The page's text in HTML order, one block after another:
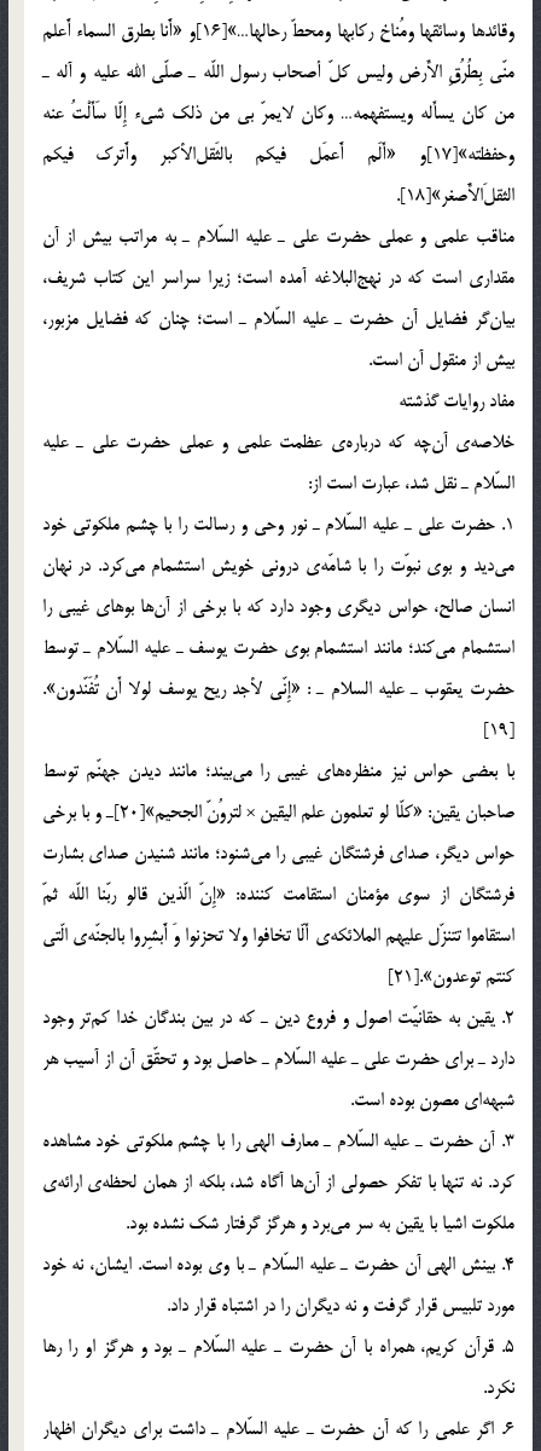
وقائدها وسائقها ومُناخ ركابها ومحطّ رحالها…»[16]و «أََنا بطرق السماء أََعلم
منّي بِطُرُقِ الأَرض وليس كلّ أصحاب رسول اللّه ـ صلّي الله عليه و آله ـ
من كان يسأَله ويستفهمه… وكان لايمرّ بي من ذلك شيء إِلّا سَأَلْتُ عنه
وحفظته»[17]و «أَلَم أََعمَل فيكم بالثَقل‎الأكبر وأََترك فيكم
الثقلَ‎الأََصغر»[18].
مناقب علمي و عملي حضرت علي ـ عليه السّلام ـ به مراتب بيش از آن
مقداري است كه در نهج‎البلاغه آمده است؛ زيرا سراسر اين كتاب شريف،
بيان‎گر فضايل آن حضرت ـ عليه السّلام ـ است؛ چنان كه فضايل مزبور،
بيش از منقول آن است.
مفاد روايات گذشته
خلاصه‌ي آن‎چه كه درباره‌ي عظمت علمي و عملي حضرت علي ـ عليه
السّلام ـ نقل شد، عبارت است از:
1. حضرت علي ـ عليه السّلام ـ نور وحي و رسالت را با چشم ملكوتي خود
مي‎ديد و بوي نبوّت را با شامّه‌ي دروني خويش استشمام مي‎كرد. در نهان
انسان صالح، حواس ديگري وجود دارد كه با برخي از آن‎ها بوهاي غيبي را
استشمام مي‎كند؛ مانند استشمام بوي حضرت يوسف ـ عليه السّلام ـ توسط
حضرت يعقوب ـ عليه السلام ـ : «إِنّي لأجد ريح يوسف لولا أَن تُفَنّدون».
[19]
با بعضي حواس نيز منظره‎هاي غيبي را مي‎بيند؛ مانند ديدن جهنّم توسط
صاحبان يقين: «كلّا لو تعلمون علم اليقين × لتروُنّ الجحيم»[20]ـ و با برخي
حواس ديگر، صداي فرشتگان غيبي را مي‎شنود؛ مانند شنيدن صداي بشارت
فرشتگان از سوي مؤمنان استقامت كننده: «إِنّ الّذين قالو ربّنا اللّه ثمّ
استقاموا تتنزّل عليهم الملائكه‌ي أَلّا تخافوا ولا تحزنوا وَ أََبشِروا بالجنّه‌ي الّتي
كنتم توعدون».[21]
2. يقين به حقانيّت اصول و فروع دين ـ كه در بين بندگان خدا كم‎تر وجود
دارد ـ براي حضرت علي ـ عليه السّلام ـ حاصل بود و تحقّق آن از آسيب هر
شبهه‎اي مصون بوده است.
3. آن حضرت ـ عليه السّلام ـ معارف الهي را با چشم ملكوتي خود مشاهده
كرد. نه تنها با تفكر حصولي از آن‎ها آگاه شد، بلكه از همان لحظه‌ي ارائه‌ي
ملكوت اشيا با يقين به سر مي‎برد و هرگز گرفتار شك نشده بود.
4. بينش الهي آن حضرت ـ عليه السّلام ـ با وي بوده است. ايشان، نه خود
مورد تلبيس قرار گرفت و نه ديگران را در اشتباه قرار داد.
5. قرآن كريم، همراه با آن حضرت ـ عليه السّلام ـ بود و هرگز او را رها
نكرد.
6. اگر علمي را كه آن حضرت ـ عليه السّلام ـ داشت براي ديگران اظهار